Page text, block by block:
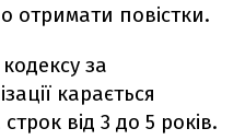
отримати повістки.
за
карається
від 3 до 5 років.